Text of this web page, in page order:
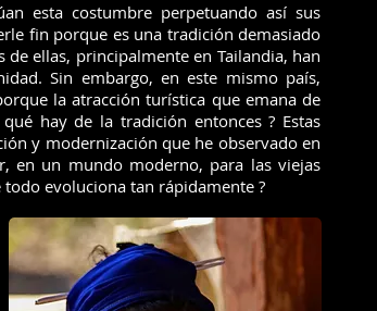
esta costumbre perpetuando así sus
fin porque es una tradición demasiado
ellas, principalmente en Tailandia, han
Sin embargo, en este mismo país,
la atracción turística que emana de
hay de la tradición entonces ? Estas
y modernización que he observado en
en un mundo moderno, para las viejas
evoluciona tan rápidamente ?